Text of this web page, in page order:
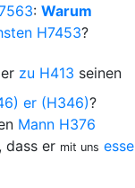
: Warum
H7453?
er zu H413 seinen
er (H346)?
Mann H376
dass er mit uns esse